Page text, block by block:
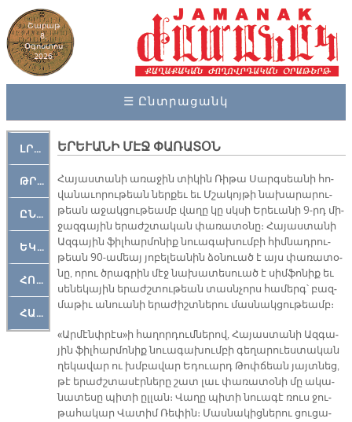
Շաբաթ
8,
Օգոստոս
2026
☰ Ընտրացանկ
ԼՐԱՀՈՍ
ԹՐՔԱՀԱՅ ԿԵԱՆՔ
ԸՆԿԵՐԱՄՇԱԿՈՒԹԱՅԻՆ
ԵԿԵՂԵՑԱԿԱՆ
ՀՈԳԵՄՏԱՒՈՐ
ՀԱՐԹԱԿ
ԵՐԵՒԱՆԻ ՄԷՋ ՓԱՌԱՏՕՆ
Հա­յաս­տա­նի ա­ռա­ջին տի­կին Ռի­թա Սարգ­սեա­նի հո­
վա­նա­ւո­րու­թեան ներ­քեւ եւ Մշա­կոյ­թի նա­խա­րա­րու­
թեան ա­ջակ­ցու­թեամբ վաղը կը սկսի Ե­րե­ւա­նի 9-րդ մի­
ջազ­գա­յին ե­րաժշ­տա­կան փա­ռա­տօ­նը։ Հա­յաս­տա­նի
Ազ­գա­յին ֆիլ­հար­մո­նիք նուա­գա­խում­բի հիմ­նադ­րու­
թեան 90-ա­մեայ յո­բե­լեա­նին ձօ­նուած է այս փա­ռա­տօ­
նը, ո­րու ծրագ­րին մէջ նա­խա­տե­սուած է սիմ­ֆո­նիք եւ
սե­նե­կա­յին ե­րաժշ­տու­թեան տասնչորս հա­մերգ՝ բազ­
մա­թիւ ա­նուա­նի ե­րա­ժիշտ­նե­րու մաս­նակ­ցու­թեամբ։
«Ար­մէնփ­րէս»ի հա­ղոր­դում­նե­րով, Հա­յաս­տա­նի Ազ­գա­
յին ֆիլ­հար­մո­նիք նուա­գա­խում­բի գե­ղա­րուես­տա­կան
ղե­կա­վար ու խմբա­վար Ե­դուարդ Թոփ­ճեան յայտ­նեց,
թէ ե­րաժշ­տա­սէր­նե­րը շատ լաւ փա­ռա­տօ­նի մը ա­կա­
նա­տե­սը պի­տի ըլ­լան։ Վաղը պի­տի նուա­գէ ռուս ջու­
թա­հա­կար Վա­տիմ Ռե­փին։ Մաս­նա­կից­նե­րու ցու­ցա­